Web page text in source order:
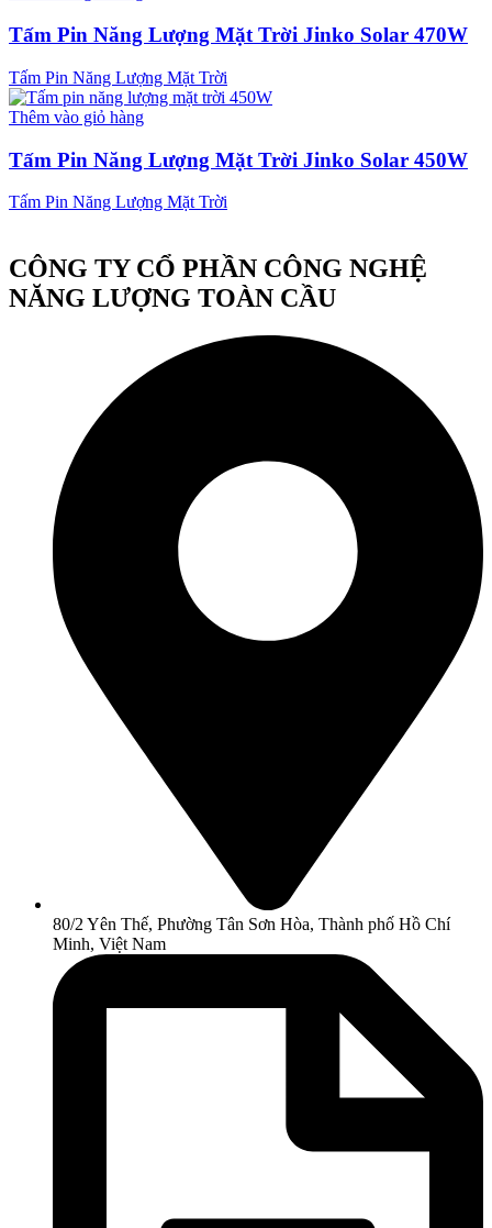
Tấm Pin Năng Lượng Mặt Trời Jinko Solar 470W
Tấm Pin Năng Lượng Mặt Trời
Thêm vào giỏ hàng
Tấm Pin Năng Lượng Mặt Trời Jinko Solar 450W
Tấm Pin Năng Lượng Mặt Trời
CÔNG TY CỔ PHẦN CÔNG NGHỆ
NĂNG LƯỢNG TOÀN CẦU
80/2 Yên Thế, Phường Tân Sơn Hòa, Thành phố Hồ Chí
Minh, Việt Nam